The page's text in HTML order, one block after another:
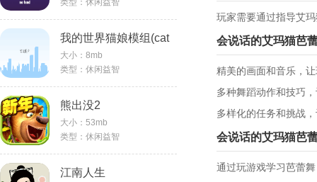
类型： 休闲益智
我的世界猫娘模组(cat
girl mod)
大小： 8mb
类型： 休闲益智
熊出没2
大小： 53mb
类型： 休闲益智
江南人生
玩家需要通过指导艾
会说话的艾玛猫芭
精美的画面和音乐，
多种舞蹈动作和技巧
多样化的任务和挑战
会说话的艾玛猫芭
通过玩游戏学习芭蕾